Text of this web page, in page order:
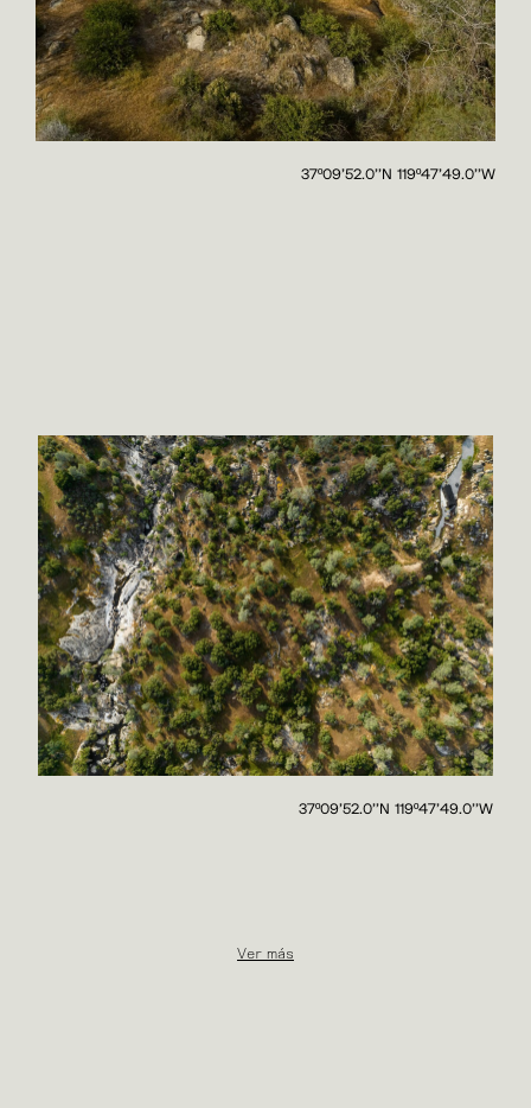
37º09'52.0''N 119º47'49.0''W
37º09'52.0''N 119º47'49.0''W
Ver más